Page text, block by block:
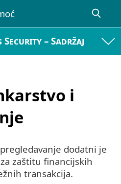
Security – Sadržaj
i
dodatni je
zaštitu financijskih
transakcija.